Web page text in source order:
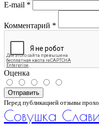
E-mail *
Комментарий *
Оценка
Отправить
Перед публикацией отзывы
Совушка